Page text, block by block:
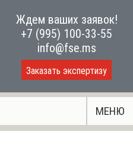
Ждем ваших заявок!
+7 (995) 100-33-55
info@fse.ms
Заказать экспертизу
МЕНЮ